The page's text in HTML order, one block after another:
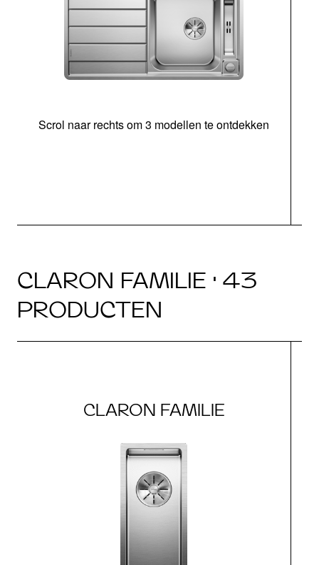
Scrol naar rechts om 3 modellen te ontdekken
CLARON FAMILIE · 43
PRODUCTEN
CLARON FAMILIE